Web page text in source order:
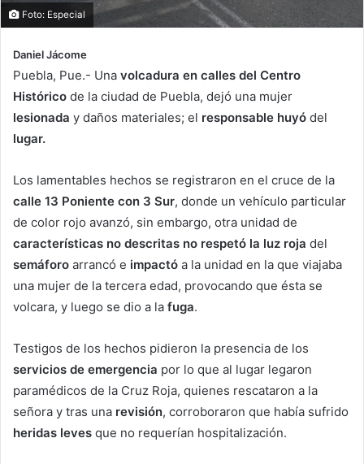
Foto: Especial
Daniel Jácome
Puebla, Pue.- Una volcadura en calles del Centro
Histórico de la ciudad de Puebla, dejó una mujer
lesionada y daños materiales; el responsable huyó del
lugar.
Los lamentables hechos se registraron en el cruce de la
calle 13 Poniente con 3 Sur, donde un vehículo particular
de color rojo avanzó, sin embargo, otra unidad de
características no descritas no respetó la luz roja del
semáforo arrancó e impactó a la unidad en la que viajaba
una mujer de la tercera edad, provocando que ésta se
volcara, y luego se dio a la fuga.
Testigos de los hechos pidieron la presencia de los
servicios de emergencia por lo que al lugar legaron
paramédicos de la Cruz Roja, quienes rescataron a la
señora y tras una revisión, corroboraron que había sufrido
heridas leves que no requerían hospitalización.